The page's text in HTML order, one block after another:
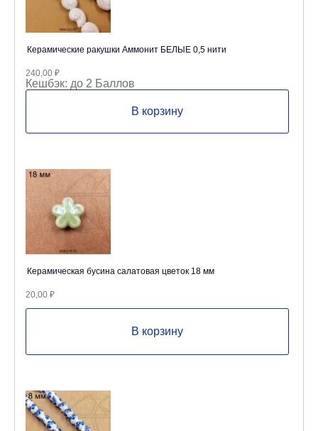
Керамические ракушки Аммонит БЕЛЫЕ 0,5 нити
240,00 ₽
Кешбэк: до 2 Баллов
В корзину
Керамическая бусина салатовая цветок 18 мм
20,00 ₽
В корзину